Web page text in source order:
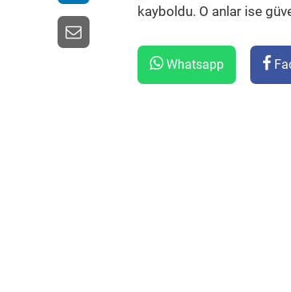
kayboldu. O anlar ise
Whatsapp